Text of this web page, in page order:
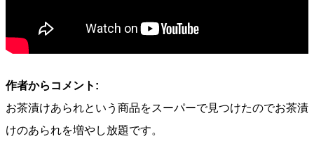
作者からコメント:
お茶漬けあられという商品をスーパーで見つけたのでお茶漬
けのあられを増やし放題です。